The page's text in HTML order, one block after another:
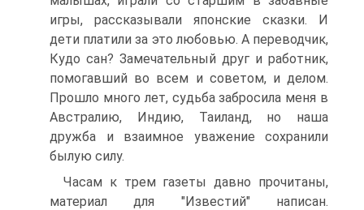
игры, рассказывали японские сказки. И
дети платили за это любовью. А переводчик,
Кудо сан? Замечательный друг и работник,
помогавший во всем и советом, и делом.
Прошло много лет, судьба забросила меня в
Австралию, Индию, Таиланд, но наша
дружба и взаимное уважение сохранили
былую силу.
Часам к трем газеты давно прочитаны,
материал для "Известий" написан.